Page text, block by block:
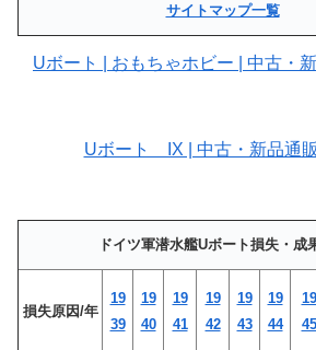
サイトマップ一覧
Uボート | おもちゃホビー | 中古・
Uボート IX | 中古・新品通
ドイツ軍潜水艦Uボート損失・成
損失原因/年
19
39
19
40
19
41
19
42
19
43
19
44
19
45